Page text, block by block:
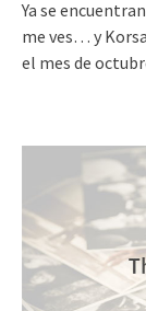
Ya se
me ves… y
el mes de